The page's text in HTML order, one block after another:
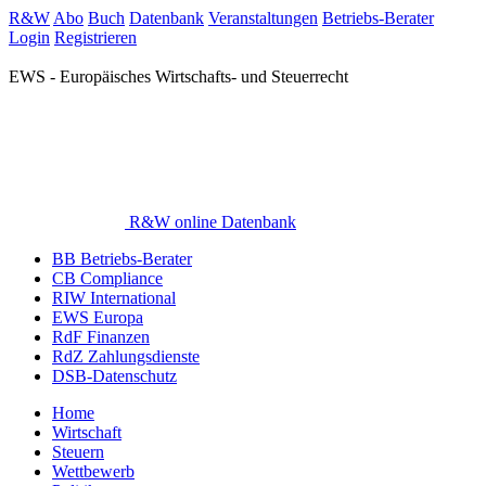
R&W Abo Buch Datenbank Veranstaltungen Betriebs-Berater
Login Registrieren
EWS - Europäisches Wirtschafts- und Steuerrecht
R&W online Datenbank
BB Betriebs-Berater
CB Compliance
RIW International
EWS Europa
RdF Finanzen
RdZ Zahlungsdienste
DSB-Datenschutz
Home
Wirtschaft
Steuern
Wettbewerb